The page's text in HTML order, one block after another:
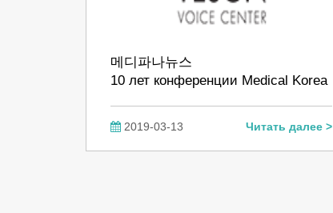
메디파나뉴스
10 лет конференции Medical Korea
2019-03-13 Читать далее >